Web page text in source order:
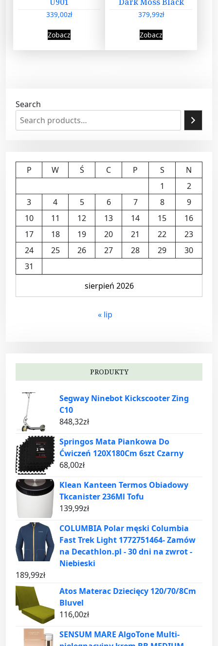
339,00zł
Zobacz
379,99zł
Zobacz
Search
sierpień 2026
P W Ś C P S
N
1
2
3
4 5 6 7 8
9
10
11 12 13 14 15
16
17
18 19 20 21 22
23
24
25 26 27 28 29
30
31
« lip
PRODUKTY
Segway Ninebot Kickscooter Zing
C10
848,32zł
Springos Mata Piankowa Do
Ćwiczeń 120X180Cm 6szt Czarny
68,00zł
Klean Kanteen Termos Obiadowy
Tkcanister 236Ml Tofu
139,99zł
COLUMBIA Polar męski Columbia
Fast Trek Light 1772751464- Zamów
na Decathlon.pl - 30 dni na zwrot -
Niebieski
189,99zł
Atos Materac Dziecięcy 120/70/8Cm
Bluvel
116,00zł
SENSUM MARE AlgoTone Multi-